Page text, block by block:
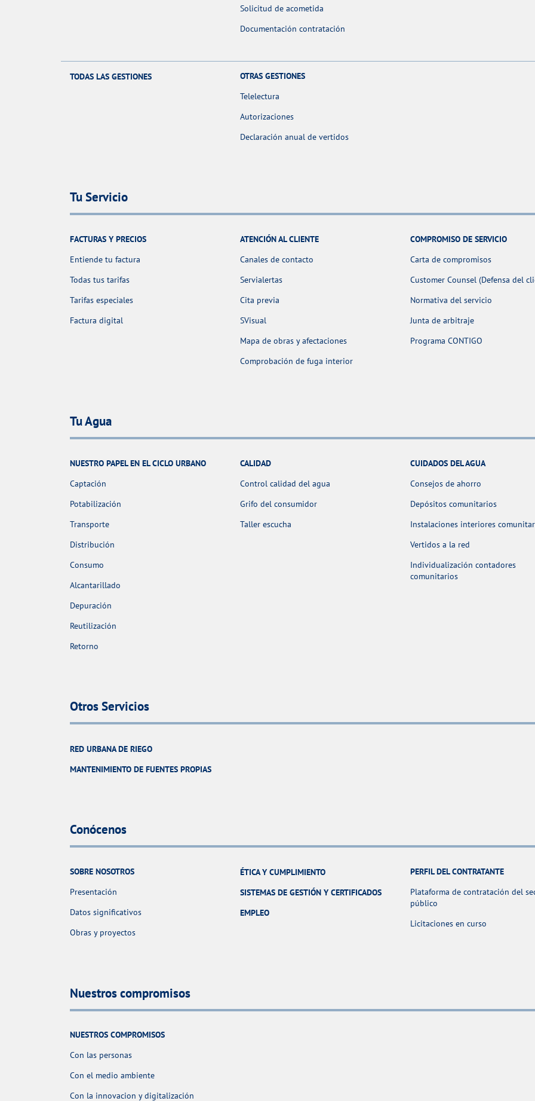
Solicitud de acometida
Documentación contratación
TODAS LAS GESTIONES
OTRAS GESTIONES
Telelectura
Autorizaciones
Declaración anual de vertidos
Tu Servicio
FACTURAS Y PRECIOS
Entiende tu factura
Todas tus tarifas
Tarifas especiales
Factura digital
ATENCIÓN AL CLIENTE
Canales de contacto
Servialertas
Cita previa
SVisual
Mapa de obras y afectaciones
Comprobación de fuga interior
COMPROMISO DE SERVICIO
Carta de compromisos
Customer Counsel (Defensa del
Normativa del servicio
Junta de arbitraje
Programa CONTIGO
Tu Agua
NUESTRO PAPEL EN EL CICLO URBANO
Captación
Potabilización
Transporte
Distribución
Consumo
Alcantarillado
Depuración
Reutilización
Retorno
CALIDAD
Control calidad del agua
Grifo del consumidor
Taller escucha
CUIDADOS DEL AGUA
Consejos de ahorro
Depósitos comunitarios
Instalaciones interiores
Vertidos a la red
Individualización contadores
comunitarios
Otros Servicios
RED URBANA DE RIEGO
MANTENIMIENTO DE FUENTES PROPIAS
Conócenos
SOBRE NOSOTROS
Presentación
Datos significativos
Obras y proyectos
ÉTICA Y CUMPLIMIENTO
SISTEMAS DE GESTIÓN Y CERTIFICADOS
EMPLEO
PERFIL DEL CONTRATANTE
Plataforma de contratación del
público
Licitaciones en curso
Nuestros compromisos
NUESTROS COMPROMISOS
Con las personas
Con el medio ambiente
Con la innovacion y digitalización